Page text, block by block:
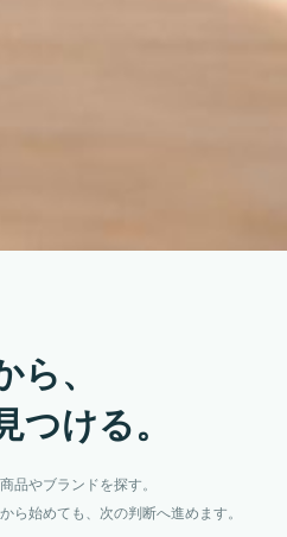
、
つける。
品やブランドを探す。
ら始めても、次の判断へ進めます。